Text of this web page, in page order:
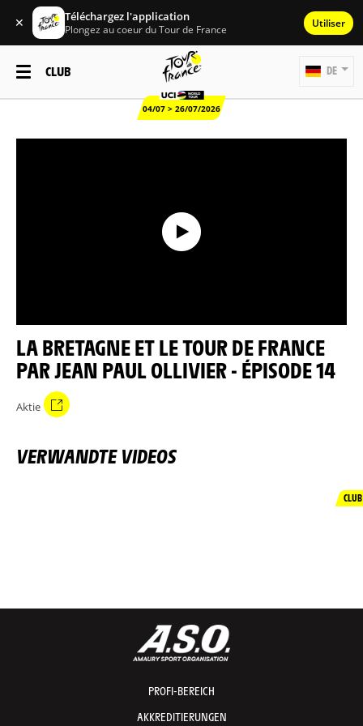
✕ Téléchargez l'application
Plongez au coeur du Tour de France Utiliser
CLUB
04/07 > 26/07/2026
DE
LA BRETAGNE ET LE TOUR DE FRANCE
PAR JEAN PAUL OLLIVIER - ÉPISODE 14
Aktie
VERWANDTE VIDEOS
CLUB
PROFI-BEREICH
AKKREDITIERUNGEN